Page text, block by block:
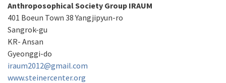
Anthroposophical Society Group IRAUM
401 Boeun Town 38 Yangjipyun-ro
Sangrok-gu
KR- Ansan
Gyeonggi-do
iraum2012@gmail.com
www.steinercenter.org